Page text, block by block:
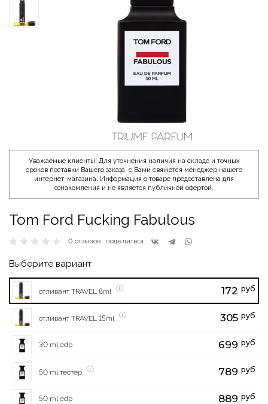
Уважаемые клиенты! Для уточнения наличия на складе и точных
сроков поставки Вашего заказа, с Вами свяжется менеджер нашего
интернет-магазина. Информация о товаре предоставлена для
ознакомления и не является публичной офертой.
Tom Ford Fucking Fabulous
0 отзывов поделиться
Выберите вариант
отливант TRAVEL 8ml 172 руб
отливант TRAVEL 15ml 305 руб
30 ml edp 699 руб
50 ml тестер 789 руб
50 ml edp 889 руб